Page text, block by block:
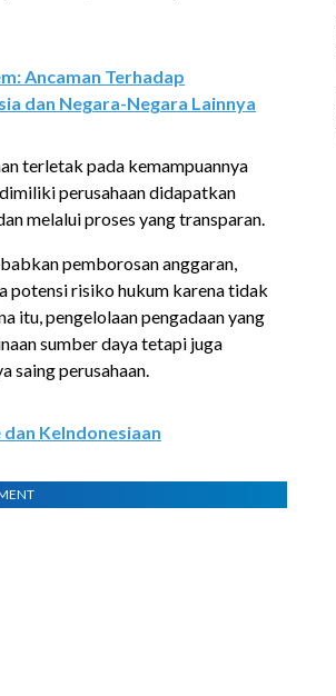
Ancaman Terhadap
dan Negara-Negara Lainnya
terletak pada kemampuannya
perusahaan didapatkan
melalui proses yang transparan.
pemborosan anggaran,
potensi risiko hukum karena tidak
itu, pengelolaan pengadaan yang
sumber daya tetapi juga
saing perusahaan.
KeIndonesiaan